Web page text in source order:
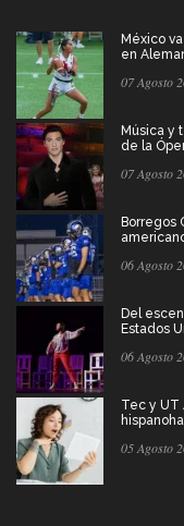
México
en
07 Agosto
Música y
de la
07 Agosto
Borregos
06 Agosto
Del
Estados
06 Agosto
Tec y UT
05 Agosto